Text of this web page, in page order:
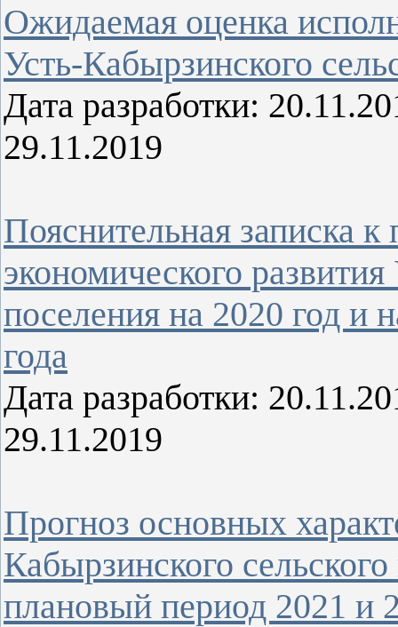
Ожидаемая оценка
Усть-Кабырзинского
Дата разработки:
29.11.2019
Пояснительная записка к
экономического
поселения на 2020 год и
года
Дата разработки:
29.11.2019
Прогноз основных
Кабырзинского
плановый период 2021 и